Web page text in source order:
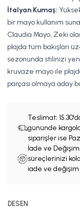
İtalyan Kumaş:
bir mayo kullanım
Claudia Mayo, Zeki
plajda tüm bakışları
sezonunda stilinizi
kruvaze mayo ile
parçası olmaya aday
Teslimat;
gününde
siparişler ise
İade ve
süreçlerinizi
iade ve değişim
DESEN